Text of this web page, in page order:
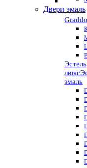
Двери эмаль
Эстель
люкс
эмаль